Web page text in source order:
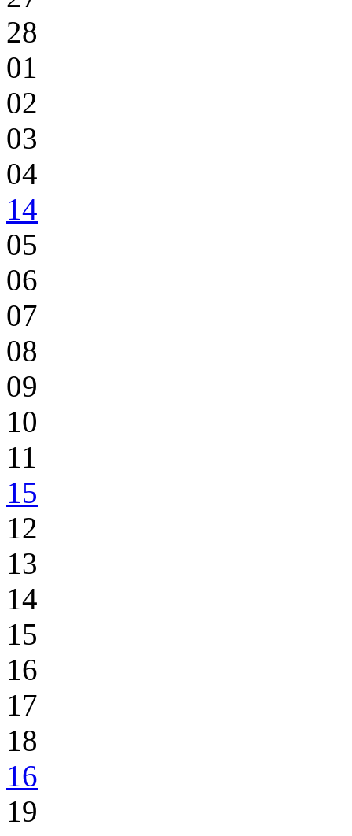
28
01
02
03
04
14
05
06
07
08
09
10
11
15
12
13
14
15
16
17
18
16
19